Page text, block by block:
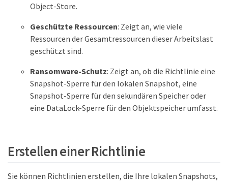
Object-Store.
Geschützte Ressourcen: Zeigt an, wie viele
Ressourcen der Gesamtressourcen dieser Arbeitslast
geschützt sind.
Ransomware-Schutz: Zeigt an, ob die Richtlinie eine
Snapshot-Sperre für den lokalen Snapshot, eine
Snapshot-Sperre für den sekundären Speicher oder
eine DataLock-Sperre für den Objektspeicher umfasst.
Erstellen einer Richtlinie
Sie können Richtlinien erstellen, die Ihre lokalen Snapshots,